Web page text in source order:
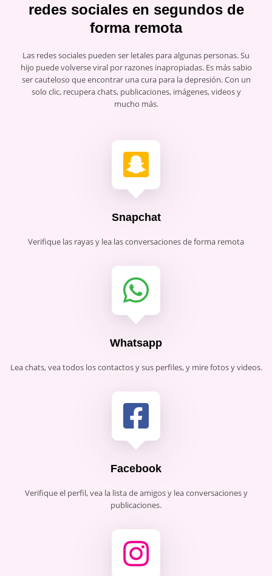
redes sociales en segundos de
forma remota
Las redes sociales pueden ser letales para algunas personas. Su
hijo puede volverse viral por razones inapropiadas. Es más sabio
ser cauteloso que encontrar una cura para la depresión. Con un
solo clic, recupera chats, publicaciones, imágenes, videos y
mucho más.
Snapchat
Verifique las rayas y lea las conversaciones de forma remota
Whatsapp
Lea chats, vea todos los contactos y sus perfiles, y mire fotos y videos.
Facebook
Verifique el perfil, vea la lista de amigos y lea conversaciones y
publicaciones.